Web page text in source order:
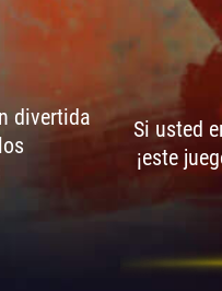
divertida
Si usted
¡este